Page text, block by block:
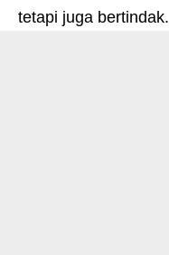
tetapi juga bertindak.